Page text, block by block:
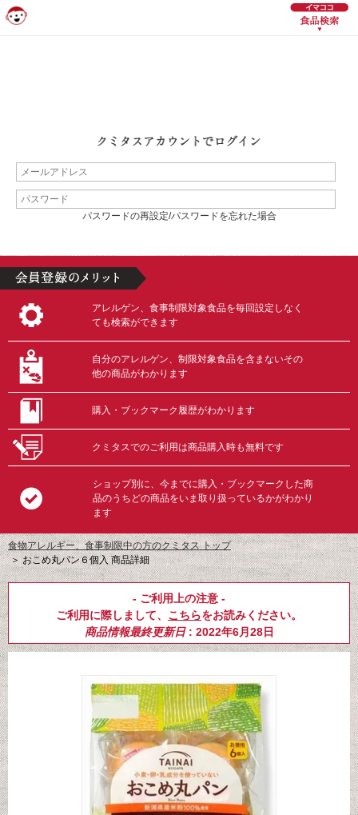
パスワードの再設定/パスワードを忘れた場合
アレルゲン、食事制限対象食品を毎回設定しなく
ても検索ができます
自分のアレルゲン、制限対象食品を含まないその
他の商品がわかります
購入・ブックマーク履歴がわかります
クミタスでのご利用は商品購入時も無料です
ショップ別に、今までに購入・ブックマークした商
品のうちどの商品をいま取り扱っているかがわかり
ます
食物アレルギー、食事制限中の方のクミタス トップ
＞おこめ丸パン６個入 商品詳細
- ご利用上の注意 -
ご利用に際しまして、 こちらをお読みください。
商品情報最終更新日: 2022年6月28日